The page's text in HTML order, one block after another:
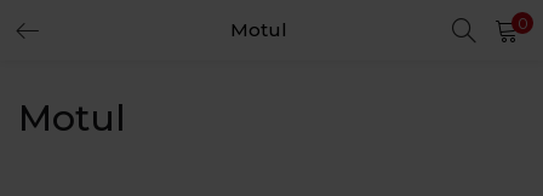
Motul 0
Motul
REGISTER
Enter your username and password to login.